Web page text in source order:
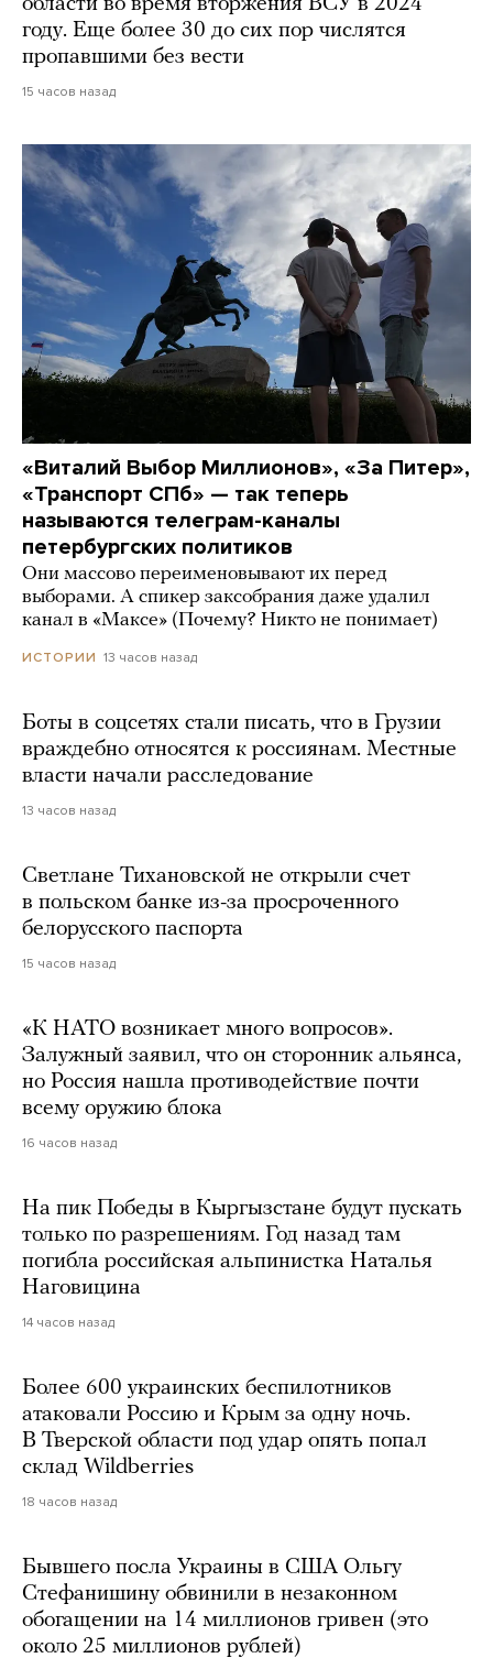
году. Еще более 30 до сих пор числятся
пропавшими без вести
15 часов назад
«Виталий Выбор Миллионов», «За Питер»,
«Транспорт СПб» — так теперь
называются телеграм-каналы
петербургских политиков
Они массово переименовывают их перед
выборами. А спикер заксобрания даже удалил
канал в «Максе» (Почему? Никто не понимает)
ИСТОРИИ 13 часов назад
Боты в соцсетях стали писать, что в Грузии
враждебно относятся к россиянам. Местные
власти начали расследование
13 часов назад
Светлане Тихановской не открыли счет
в польском банке из-за просроченного
белорусского паспорта
15 часов назад
«К НАТО возникает много вопросов».
Залужный заявил, что он сторонник альянса,
но Россия нашла противодействие почти
всему оружию блока
16 часов назад
На пик Победы в Кыргызстане будут пускать
только по разрешениям. Год назад там
погибла российская альпинистка Наталья
Наговицина
14 часов назад
Более 600 украинских беспилотников
атаковали Россию и Крым за одну ночь.
В Тверской области под удар опять попал
склад Wildberries
18 часов назад
Бывшего посла Украины в США Ольгу
Стефанишину обвинили в незаконном
обогащении на 14 миллионов гривен (это
около 25 миллионов рублей)